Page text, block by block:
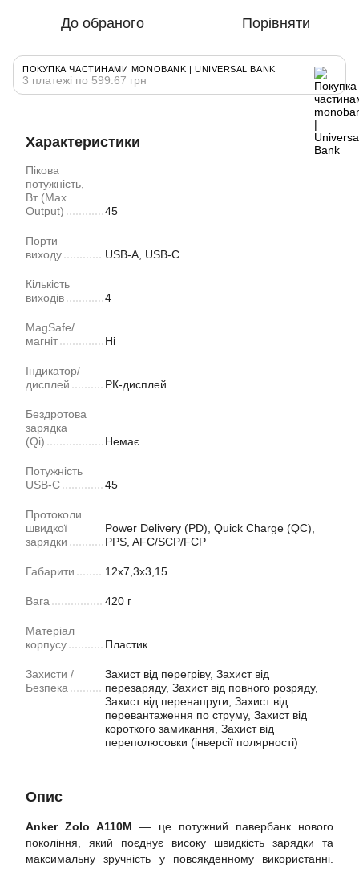
До обраного Порівняти
ПОКУПКА ЧАСТИНАМИ MONOBANK | UNIVERSAL BANK
3 платежі по 599.67 грн
Характеристики
Пікова
потужність,
Вт (Max
Output)
45
Порти
виходу
USB-A, USB-C
Кількість
виходів
4
MagSafe/
магніт
Ні
Індикатор/
дисплей
РК-дисплей
Бездротова
зарядка
(Qi)
Немає
Потужність
USB-C
45
Протоколи
швидкої
зарядки
Power Delivery (PD), Quick Charge (QC),
PPS, AFC/SCP/FCP
Габарити 12x7,3x3,15
Вага 420 г
Матеріал
корпусу
Пластик
Захисти /
Безпека
Захист від перегріву, Захист від
перезаряду, Захист від повного розряду,
Захист від перенапруги, Захист від
перевантаження по струму, Захист від
короткого замикання, Захист від
переполюсовки (інверсії полярності)
Опис
Anker Zolo A110M — це потужний павербанк нового
покоління, який поєднує високу швидкість зарядки та
максимальну зручність у повсякденному використанні.